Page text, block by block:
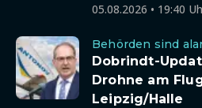
05.08.2026 • 19:40
Behörden sind
Dobrindt-
Drohne am
Leipzig/Halle